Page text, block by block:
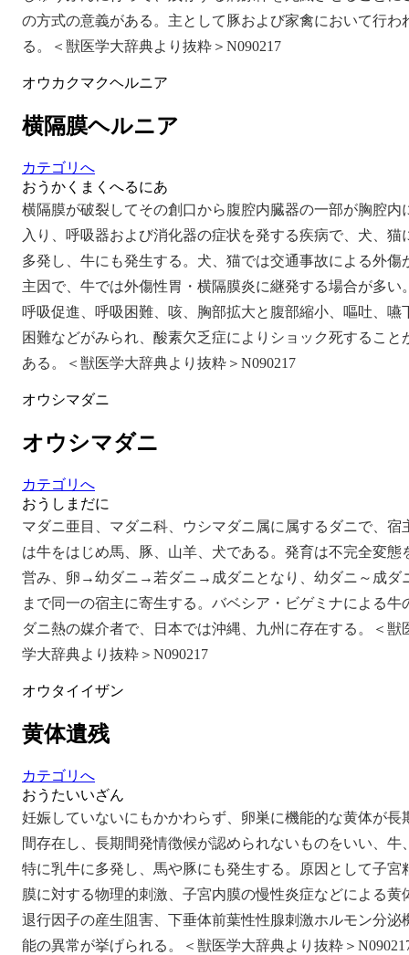
の方式の意義がある。主として豚および家禽において行わ
る。＜獣医学大辞典より抜粋＞N090217
オウカクマクヘルニア
横隔膜ヘルニア
カテゴリへ
おうかくまくへるにあ
横隔膜が破裂してその創口から腹腔内臓器の一部が胸腔内
入り、呼吸器および消化器の症状を発する疾病で、犬、猫
多発し、牛にも発生する。犬、猫では交通事故による外傷
主因で、牛では外傷性胃・横隔膜炎に継発する場合が多い
呼吸促進、呼吸困難、咳、胸部拡大と腹部縮小、嘔吐、嚥
困難などがみられ、酸素欠乏症によりショック死すること
ある。＜獣医学大辞典より抜粋＞N090217
オウシマダニ
オウシマダニ
カテゴリへ
おうしまだに
マダニ亜目、マダニ科、ウシマダニ属に属するダニで、宿
は牛をはじめ馬、豚、山羊、犬である。発育は不完全変態
営み、卵→幼ダニ→若ダニ→成ダニとなり、幼ダニ～成ダ
まで同一の宿主に寄生する。バベシア・ビゲミナによる牛
ダニ熱の媒介者で、日本では沖縄、九州に存在する。＜獣
学大辞典より抜粋＞N090217
オウタイイザン
黄体遺残
カテゴリへ
おうたいいざん
妊娠していないにもかかわらず、卵巣に機能的な黄体が長
間存在し、長期間発情徴候が認められないものをいい、牛
特に乳牛に多発し、馬や豚にも発生する。原因として子宮
膜に対する物理的刺激、子宮内膜の慢性炎症などによる黄
退行因子の産生阻害、下垂体前葉性性腺刺激ホルモン分泌
能の異常が挙げられる。＜獣医学大辞典より抜粋＞